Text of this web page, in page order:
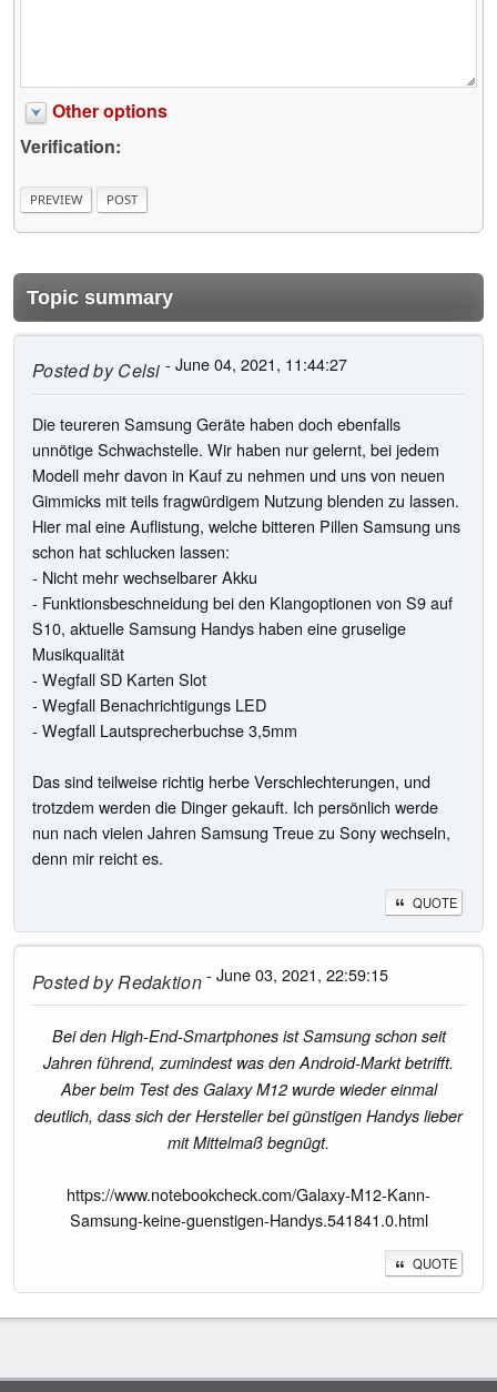
Other options
Verification:
Topic summary
Posted byCelsi - June 04, 2021, 11:44:27
Die teureren Samsung Geräte haben doch ebenfalls
unnötige Schwachstelle. Wir haben nur gelernt, bei jedem
Modell mehr davon in Kauf zu nehmen und uns von neuen
Gimmicks mit teils fragwürdigem Nutzung blenden zu lassen.
Hier mal eine Auflistung, welche bitteren Pillen Samsung uns
schon hat schlucken lassen:
- Nicht mehr wechselbarer Akku
- Funktionsbeschneidung bei den Klangoptionen von S9 auf
S10, aktuelle Samsung Handys haben eine gruselige
Musikqualität
- Wegfall SD Karten Slot
- Wegfall Benachrichtigungs LED
- Wegfall Lautsprecherbuchse 3,5mm
Das sind teilweise richtig herbe Verschlechterungen, und
trotzdem werden die Dinger gekauft. Ich persönlich werde
nun nach vielen Jahren Samsung Treue zu Sony wechseln,
denn mir reicht es.
QUOTE
Posted byRedaktion- June 03, 2021, 22:59:15
Bei den High-End-Smartphones ist Samsung schon seit
Jahren führend, zumindest was den Android-Markt betrifft.
Aber beim Test des Galaxy M12 wurde wieder einmal
deutlich, dass sich der Hersteller bei günstigen Handys lieber
mit Mittelmaß begnügt.
https://www.notebookcheck.com/Galaxy-M12-Kann-
Samsung-keine-guenstigen-Handys.541841.0.html
QUOTE